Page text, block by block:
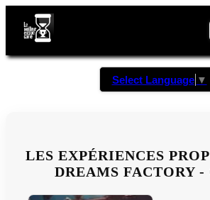
Select Language ▼
LES EXPÉRIENCES
DREAMS FACTORY -